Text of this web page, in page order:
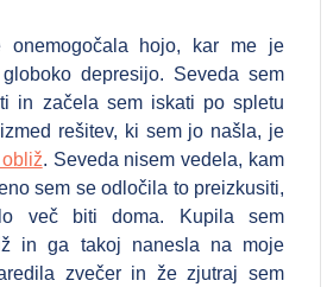
hojo, kar me je
depresijo. Seveda sem
in začela sem iskati po spletu
rešitev, ki sem jo našla, je
. Seveda nisem vedela, kam
sem se odločila to preizkusiti,
več biti doma. Kupila sem
in ga takoj nanesla na moje
zvečer in že zjutraj sem